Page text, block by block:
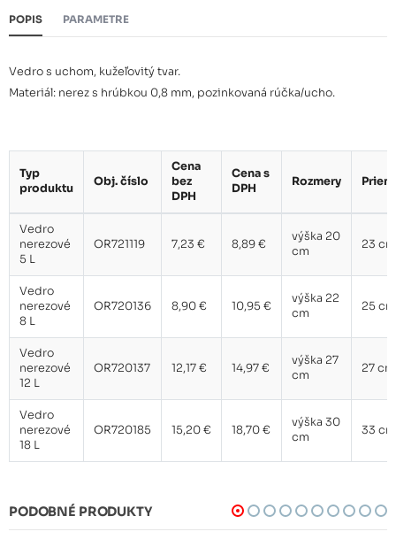
Vedro nerezové 12 L
Vedro nerezové 18 L 15,20 €
POPIS PARAMETRE
Vedro s uchom, kužeľovitý tvar.
Materiál: nerez s hrúbkou 0,8 mm, pozinkovaná rúčka/ucho.
Typ
produktu
Obj. číslo
Cena
bez
DPH
Cena s
DPH
Rozmery
Vedro
nerezové
5 L
OR721119 7,23 € 8,89 €
výška 20
cm
23 cm
Vedro
nerezové
8 L
OR720136 8,90 € 10,95 €
výška 22
cm
25 cm
Vedro
nerezové
12 L
OR720137 12,17 € 14,97 €
výška 27
cm
27 cm
Vedro
nerezové
18 L
OR720185 15,20 € 18,70 €
výška 30
cm
33 cm
PODOBNÉ PRODUKTY